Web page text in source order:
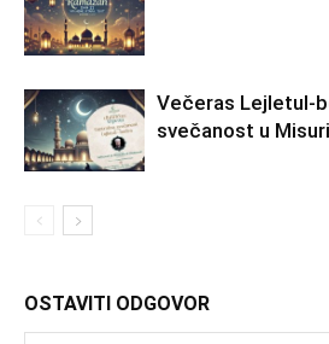
Večeras Lejletul-
svečanost u
OSTAVITI ODGOVOR